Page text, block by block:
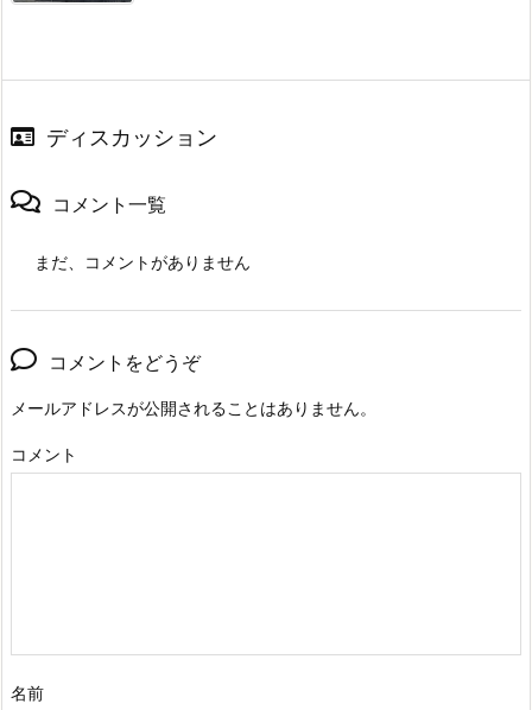
ディスカッション
コメント一覧
まだ、コメントがありません
コメントをどうぞ
メールアドレスが公開されることはありません。
コメント
名前